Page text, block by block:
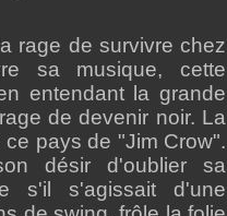
rage de survivre chez
sa musique, cette
entendant la grande
de devenir noir. La
pays de "Jim Crow".
désir d'oublier sa
s'il s'agissait d'une